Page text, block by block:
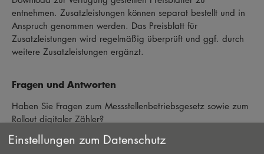
entnehmen. Zusatzleistungen können separat bestellt und in
Anspruch genommen werden. Das Preisblatt für
Zusatzleistungen wird regelmäßig überprüft und ggf. durch
weitere Zusatzleistungen ergänzt.
Fragen und Antworten
Haben Sie Fragen zum Messstellenbetriebsgesetz sowie zum
Rollout digitaler Zähler?
Nachfolgend finden Sie Antworten zu den häufig gestellten
Einstellungen zum Datenschutz